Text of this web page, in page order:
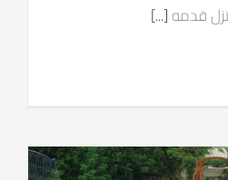
قدمه[...]